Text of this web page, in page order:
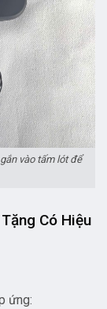
vào tấm lót để
Có Hiệu
ứng: